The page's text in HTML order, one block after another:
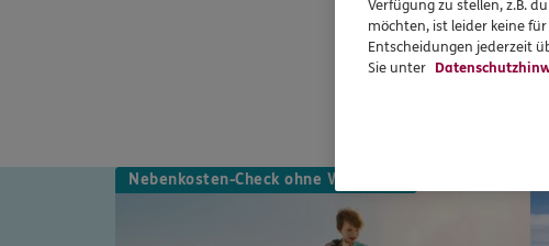
Nebenkosten-Check ohne Wartezeit
Verfügung zu stellen, z.B.
möchten, ist leider keine
Entscheidungen jederzeit
Sie unter